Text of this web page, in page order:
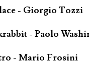
- Giorgio Tozzi
- Paolo
- Mario Frosini